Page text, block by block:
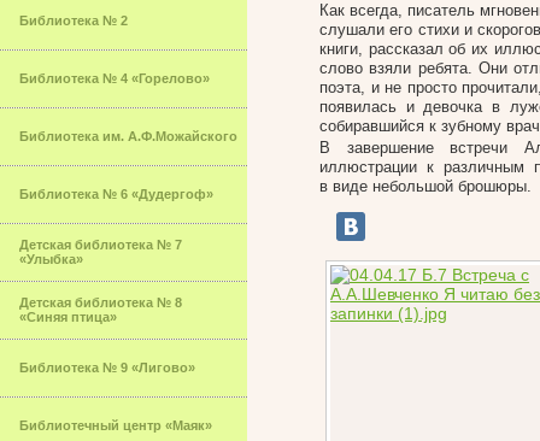
Библиотека № 2
Библиотека № 4 «Горелово»
Библиотека им. А.Ф.Можайского
Библиотека № 6 «Дудергоф»
Детская библиотека № 7
«Улыбка»
Детская библиотека № 8
«Синяя птица»
Библиотека № 9 «Лигово»
Библиотечный центр «Маяк»
Как всегда, писатель
слушали его стихи и
книги, рассказал об их
слово взяли ребята. Они
поэта, и не просто
появилась и девочка в
собиравшийся к зубному
В завершение встречи
иллюстрации к различным
в виде небольшой брошюры.